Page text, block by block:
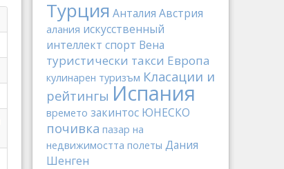
Турция Анталия Австрия
алания искусственный
интеллект спорт Вена
туристически такси Европа
кулинарен туризъм Класации и
рейтингы Испания
времето закинтос ЮНЕСКО
почивка пазар на
недвижимостта полеты Дания
Шенген